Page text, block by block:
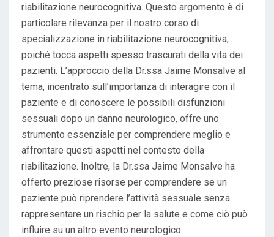
riabilitazione neurocognitiva. Questo argomento è di
particolare rilevanza per il nostro corso di
specializzazione in riabilitazione neurocognitiva,
poiché tocca aspetti spesso trascurati della vita dei
pazienti. L’approccio della Dr.ssa Jaime Monsalve al
tema, incentrato sull’importanza di interagire con il
paziente e di conoscere le possibili disfunzioni
sessuali dopo un danno neurologico, offre uno
strumento essenziale per comprendere meglio e
affrontare questi aspetti nel contesto della
riabilitazione. Inoltre, la Dr.ssa Jaime Monsalve ha
offerto preziose risorse per comprendere se un
paziente può riprendere l’attività sessuale senza
rappresentare un rischio per la salute e come ciò può
influire su un altro evento neurologico.